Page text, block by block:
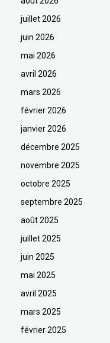
juillet 2026
juin 2026
mai 2026
avril 2026
mars 2026
février 2026
janvier 2026
décembre 2025
novembre 2025
octobre 2025
septembre 2025
août 2025
juillet 2025
juin 2025
mai 2025
avril 2025
mars 2025
février 2025